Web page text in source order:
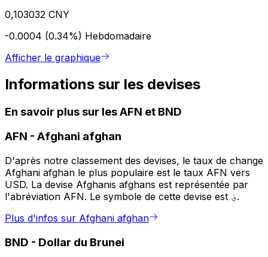
0,103032 CNY
-0.0004 (0.34%) Hebdomadaire
Afficher le graphique
Informations sur les devises
En savoir plus sur les AFN et BND
AFN - Afghani afghan
D'après notre classement des devises, le taux de change
Afghani afghan le plus populaire est le taux AFN vers
USD. La devise Afghanis afghans est représentée par
l'abréviation AFN. Le symbole de cette devise est ؋.
Plus d'infos sur Afghani afghan
BND - Dollar du Brunei